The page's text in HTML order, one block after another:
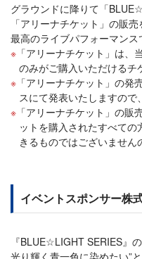
グラウンドに降りて「
「アリーナチケット」の販売
最高のライブパフォーマンス
「アリーナチケット」は
のみがご購入いただけるチ
「アリーナチケット」の
スにて発表いたしますの
「アリーナチケット」の
ットを購入されたすべて
きるものではございませ
イベントスポンサー株
『BLUE☆LIGHT SERIES』
光り輝く青一色に染めたい”